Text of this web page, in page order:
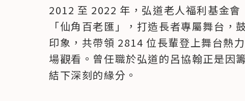
2012 至 2022 年，弘道老人福利基金
「仙角百老匯」，打造長者專屬舞台
印象，共帶領 2814 位長輩登上舞台熱
場觀看。曾任職於弘道的呂協翰正是因
結下深刻的緣分。